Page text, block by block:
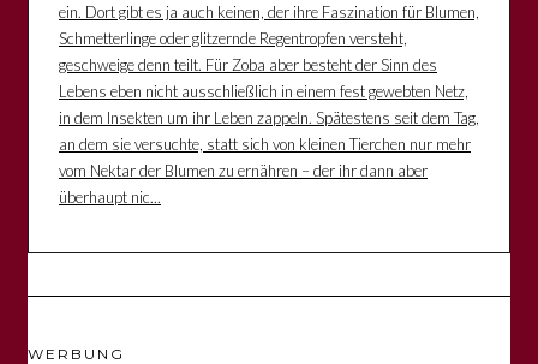
ein. Dort gibt es ja auch keinen, der ihre Faszination für Blumen,
Schmetterlinge oder glitzernde Regentropfen versteht,
geschweige denn teilt. Für Zoba aber besteht der Sinn des
Lebens eben nicht ausschließlich in einem fest gewebten Netz,
in dem Insekten um ihr Leben zappeln. Spätestens seit dem Tag,
an dem sie versuchte, statt sich von kleinen Tierchen nur mehr
vom Nektar der Blumen zu ernähren – der ihr dann aber
überhaupt nic...
WERBUNG